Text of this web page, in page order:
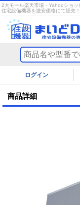
2大モール楽天市場・Yahooショッ
住宅設備機器を激安価格にて販売！
ログイン
商品詳細